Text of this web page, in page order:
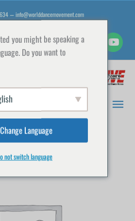
— info@worlddancemovement.com
you might be speaking a
Do you want to
Change Language
not switch language